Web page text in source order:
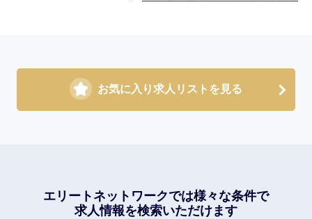
お気に入り求人リストを見る
エリートネットワークでは様々な条件で
求人情報を検索いただけます